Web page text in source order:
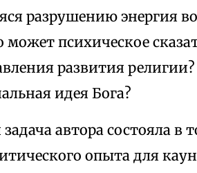
разрушению энергия
может психическое
развития
идея Бога?
автора состояла в
опыта для